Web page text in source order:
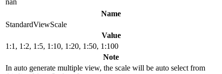
Name
StandardViewScale
Value
1:1, 1:2, 1:5, 1:10, 1:20, 1:50, 1:100
Note
In auto generate multiple view, the scale will be auto select from